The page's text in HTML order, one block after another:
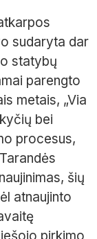
sudaryta dar
statybų
parengto
metais, „Via
bei
procesus,
šių
atnaujinto